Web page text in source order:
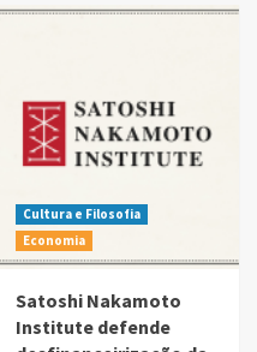
Cultura e Filosofia
Economia
Satoshi Nakamoto
Institute defende